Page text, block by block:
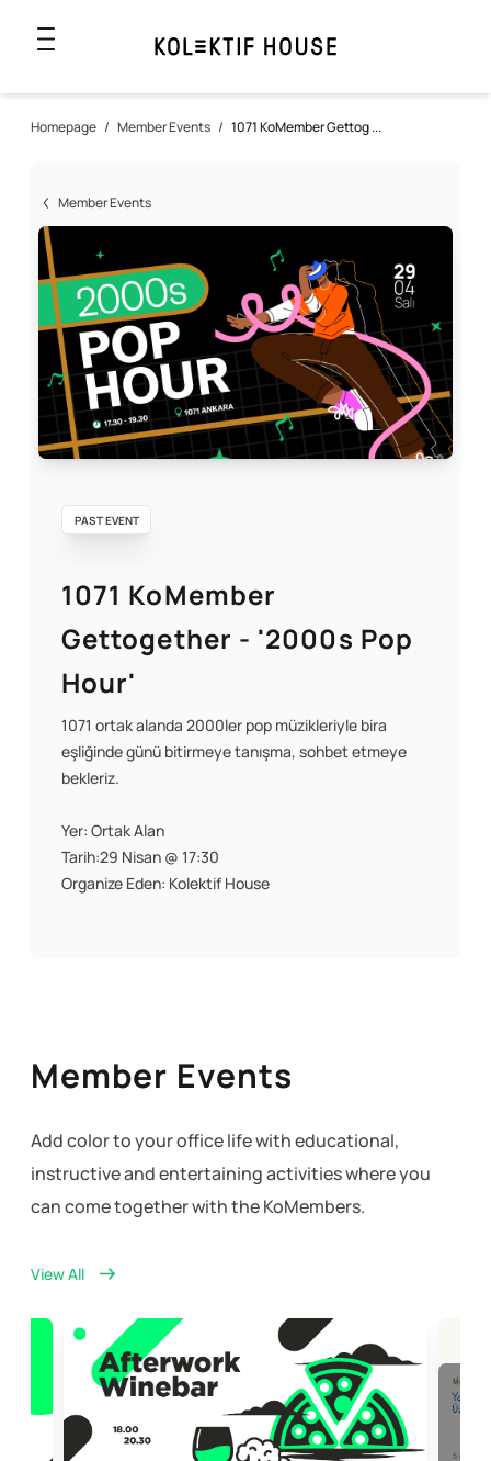
Homepage / Member Events / 1071 KoMember Gettog ...
Member Events
PAST EVENT
1071 KoMember
Gettogether - '2000s Pop
Hour'
1071 ortak alanda 2000ler pop müzikleriyle bira
eşliğinde günü bitirmeye tanışma, sohbet etmeye
bekleriz.
Yer: Ortak Alan
Tarih:29 Nisan @ 17:30
Organize Eden: Kolektif House
Member Events
Add color to your office life with educational,
instructive and entertaining activities where you
can come together with the KoMembers.
View All